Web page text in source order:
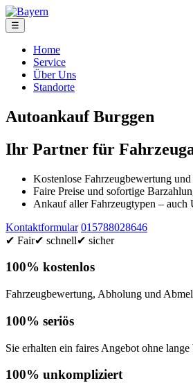
☰
Home
Service
Über Uns
Standorte
Autoankauf Burggen
Ihr Partner für
Kostenlose Fahrzeugbewertung
Faire Preise und sofortige
Ankauf aller Fahrzeugtypen –
Kontaktformular 015788028646
✔ Fair✔ schnell✔ sicher
100% kostenlos
Fahrzeugbewertung, Abholung und
100% seriös
Sie erhalten ein faires Angebot ohne
100% unkompliziert